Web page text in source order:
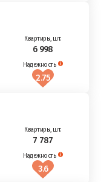
6 998
2.75
7 787
3.6